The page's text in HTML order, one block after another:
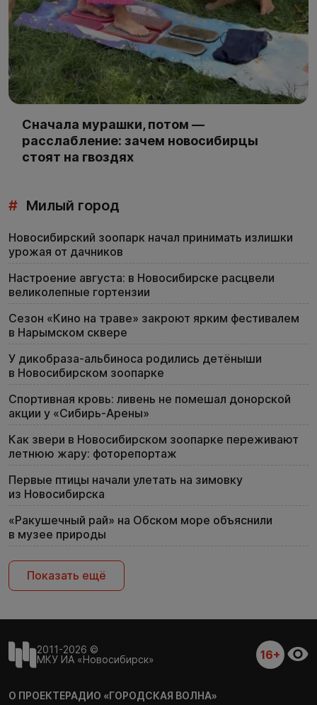
Сначала мурашки, потом —
расслабление: зачем новосибирцы
стоят на гвоздях
# Милый город
Новосибирский зоопарк начал принимать излишки
урожая от дачников
Настроение августа: в Новосибирске расцвели
великолепные гортензии
Сезон «Кино на траве» закроют ярким фестивалем
в Нарымском сквере
У дикобраза-альбиноса родились детёныши
в Новосибирском зоопарке
Спортивная кровь: ливень не помешал донорской
акции у «Сибирь-Арены»
Как звери в Новосибирском зоопарке переживают
летнюю жару: фоторепортаж
Первые птицы начали улетать на зимовку
из Новосибирска
«Ракушечный рай» на Обском море объяснили
в музее природы
Показать ещё
2011-2026 ©
МКУ ИА «Новосибирск»
16+
О ПРОЕКТЕРАДИО «ГОРОДСКАЯ ВОЛНА»